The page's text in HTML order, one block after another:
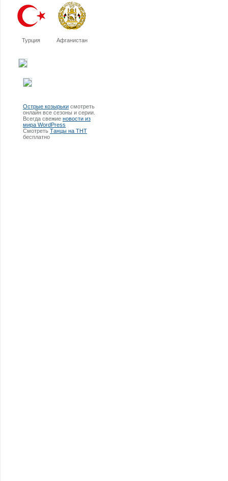
Турция Афганистан
Острые козырьки смотреть
онлайн все сезоны и серии.
Всегда свежие новости из
мира WordPress
Смотреть Танцы на ТНТ
бесплатно